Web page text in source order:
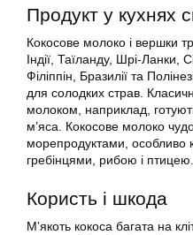
Продукт у кухнях
Кокосове молоко і вершки
Індії, Таїланду, Шрі-Ланки,
Філіппін, Бразилії та
для солодких страв.
молоком, наприклад,
м’яса. Кокосове молоко
морепродуктами, особливо
гребінцями, рибою і птицею.
Користь і шкода
М’якоть кокоса багата на